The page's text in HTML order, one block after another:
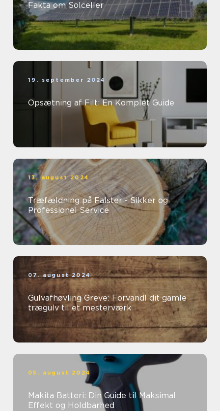
Fakta om Solceller
19. september 2024
Opsætning af Filt: En Komplet Guide
13. august 2024
Træfældning på Falster - Sikker og
Professionel Service
07. august 2024
Gulvafhøvling Greve: Forvandl dit gamle
trægulv til et mesterværk
05. august 2024
Makita Batteri: Din Guide til Maksimal
Effekt og Holdbarhed